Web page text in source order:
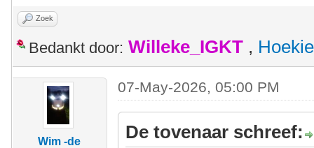
Zoek
Bedankt door: Willeke_IGKT , Hoekie
Wim -de
07-May-2026, 05:00 PM
De tovenaar schreef: